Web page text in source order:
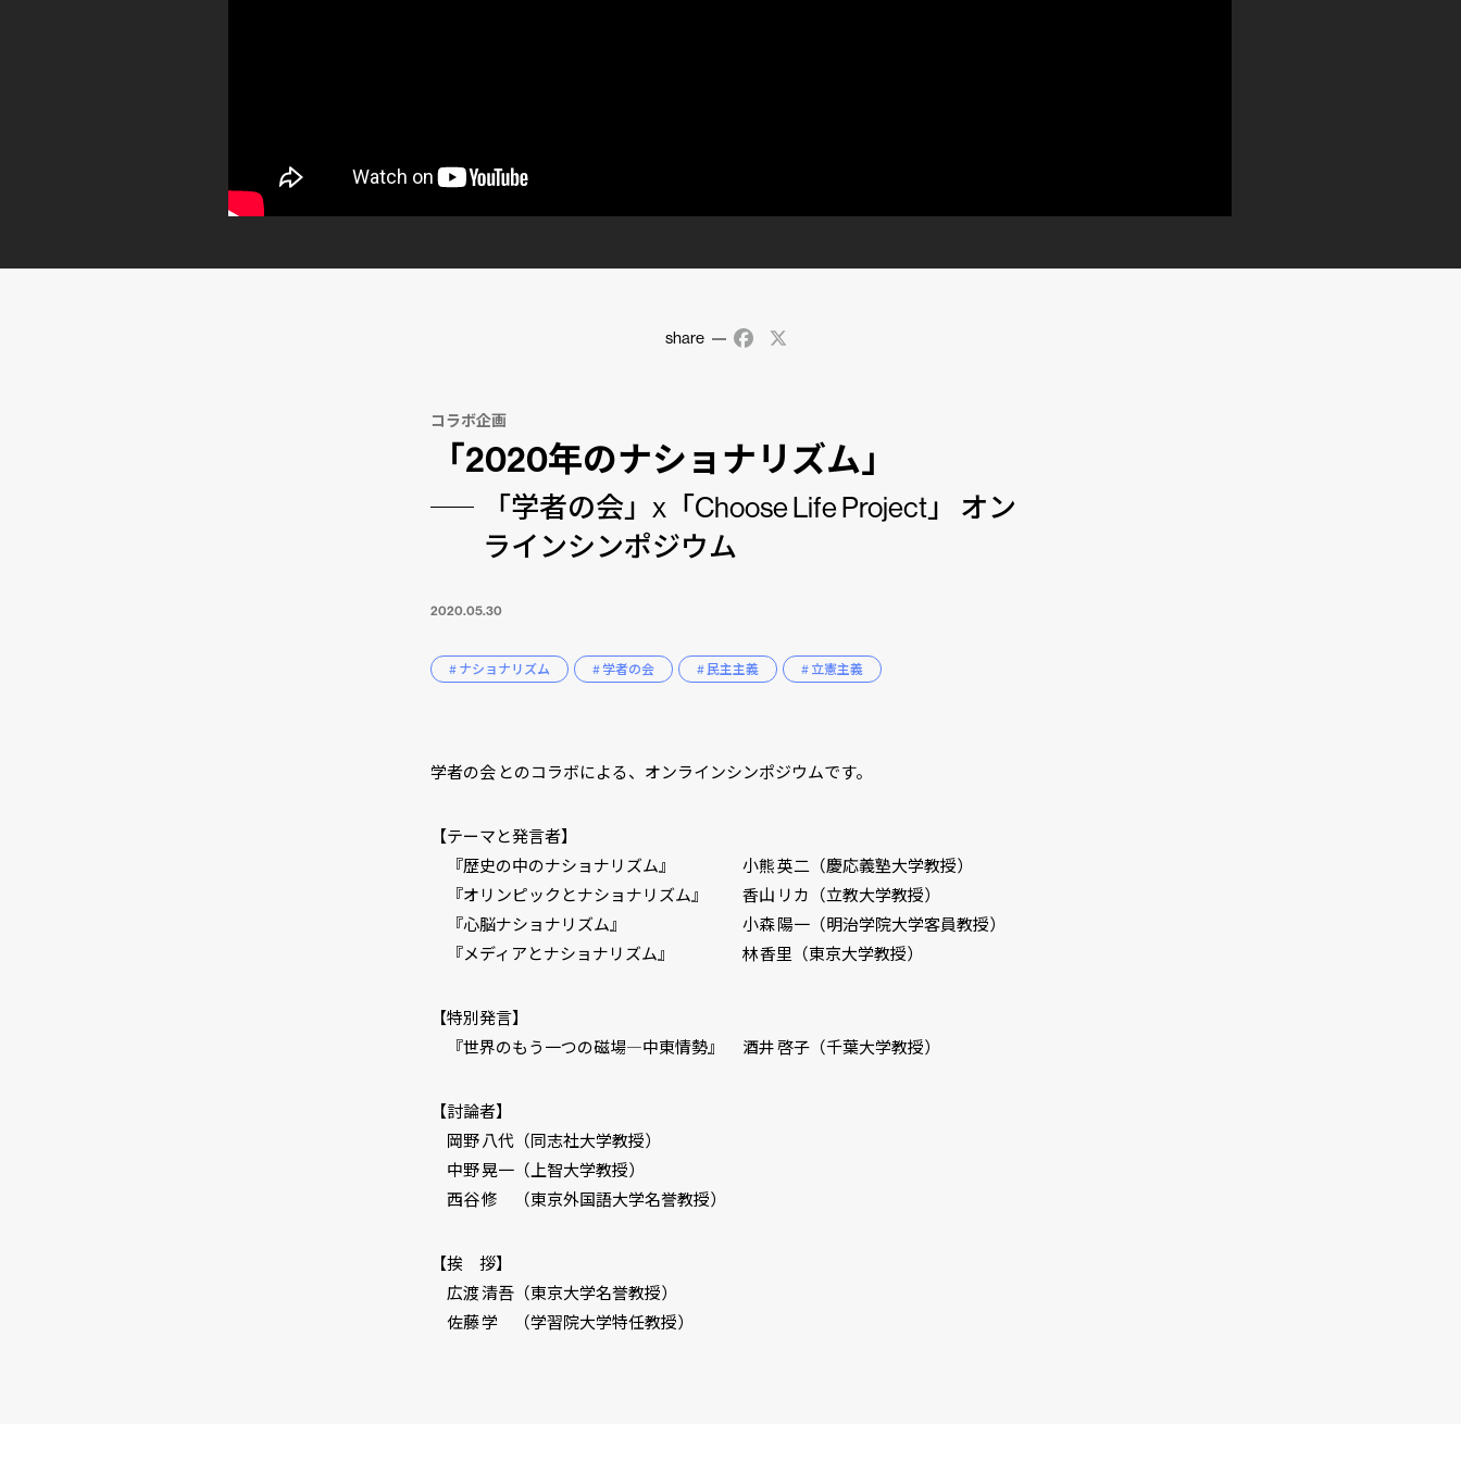
share Facebook
コラボ企画
「2020年のナショナリズム」
「学者の会」x「Choose Life Project」 オン
ラインシンポジウム
2020.05.30
# ナショナリズム # 学者の会 # 民主主義 # 立憲主義
学者の会 とのコラボによる、オンラインシンポジウムです。
【テーマと発言者】
『歴史の中のナショナリズム』 小熊 英二（慶応義塾大学教授）
『オリンピックとナショナリズム』 香山 リカ（立教大学教授）
『心脳ナショナリズム』 小森 陽一（明治学院大学客員教授）
『メディアとナショナリズム』 林 香里（東京大学教授）
【特別発言】
『世界のもう一つの磁場―中東情勢』 酒井 啓子（千葉大学教授）
【討論者】
岡野 八代（同志社大学教授）
中野 晃一（上智大学教授）
西谷 修 （東京外国語大学名誉教授）
【挨 拶】
広渡 清吾（東京大学名誉教授）
佐藤 学 （学習院大学特任教授）